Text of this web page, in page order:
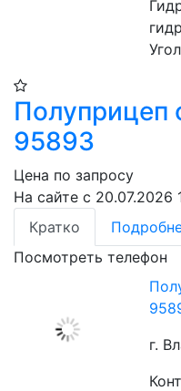
Полуприцеп
95893
Цена по запросу
На сайте с 20.07.2026
Кратко
Посмотреть телефон
г.